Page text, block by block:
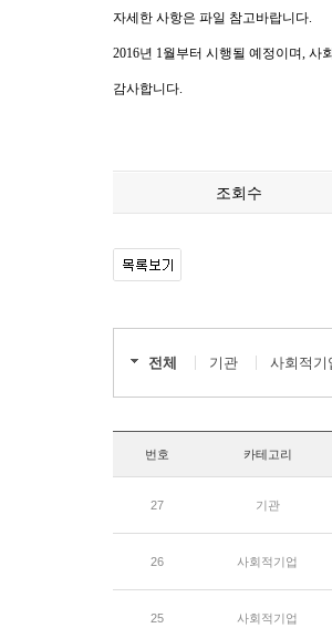
조회수
전체 기관 사회적기
번호 카테고리
27 기관
26 사회적기업
25 사회적기업